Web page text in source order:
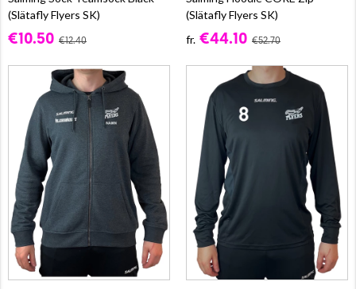
(Slätafly Flyers SK)
€10.50 €12.40
(Slätafly Flyers SK)
fr. €44.10 €52.70